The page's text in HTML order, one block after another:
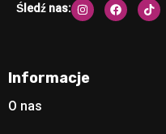
Śledź nas:
Informacje
O nas